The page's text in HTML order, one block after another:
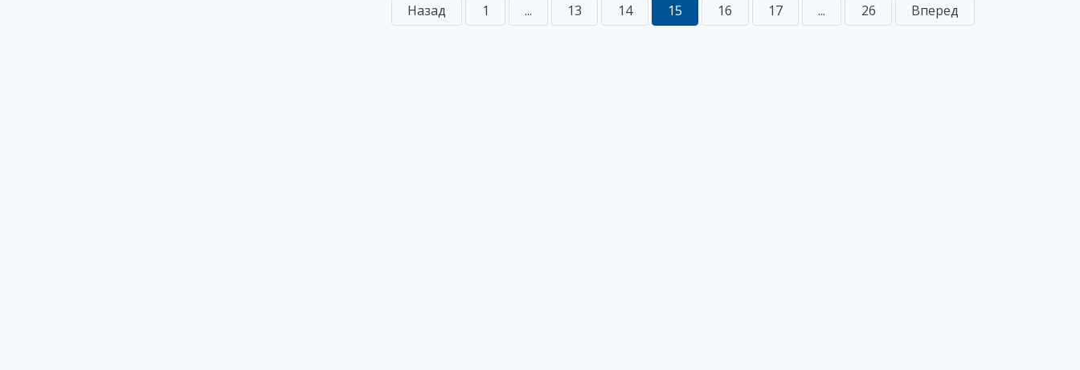
Назад 1 ... 13 14 15 16 17 ... 26 Вперед